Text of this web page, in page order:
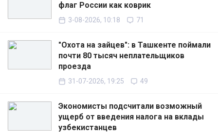
флаг России как коврик
3-08-2026, 10:18 71
"Охота на зайцев": в Ташкенте поймали
почти 80 тысяч неплательщиков
проезда
31-07-2026, 19:25 49
Экономисты подсчитали возможный
ущерб от введения налога на вклады
узбекистанцев